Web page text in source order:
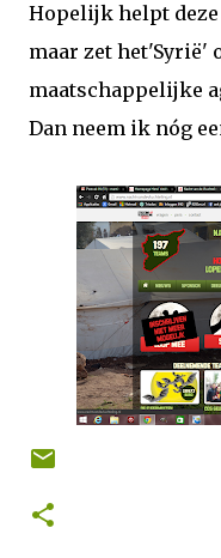
Hopelijk helpt
maar zet het'Syrië'
maatschappelijke
Dan neem ik nóg